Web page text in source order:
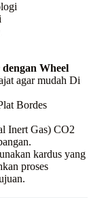
Wheel
agar mudah Di
Bordes
Inert Gas) CO2
kardus yang
proses